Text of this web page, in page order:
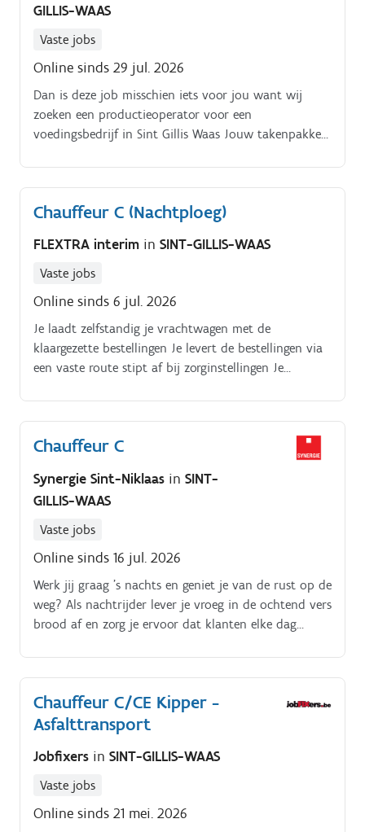
GILLIS-WAAS
Vaste jobs
Online sinds 29 jul. 2026
Dan is deze job misschien iets voor jou want wij
zoeken een productieoperator voor een
voedingsbedrijf in Sint Gillis Waas Jouw takenpakket:.
Chauffeur C (Nachtploeg)
FLEXTRA interim in SINT-GILLIS-WAAS
Vaste jobs
Online sinds 6 jul. 2026
Je laadt zelfstandig je vrachtwagen met de
klaargezette bestellingen Je levert de bestellingen via
een vaste route stipt af bij zorginstellingen Je
en neemt leeggoed mee terug Je houdt je
vrachtwagen proper en startklaar voor de volgende
Chauffeur C
Synergie Sint-Niklaas in SINT-
GILLIS-WAAS
Vaste jobs
Online sinds 16 jul. 2026
Werk jij graag ’s nachts en geniet je van de rust op de
weg? Als nachtrijder lever je vroeg in de ochtend vers
brood af en zorg je ervoor dat klanten elke dag
Chauffeur C/CE Kipper -
Asfalttransport
Jobfixers in SINT-GILLIS-WAAS
Vaste jobs
Online sinds 21 mei. 2026